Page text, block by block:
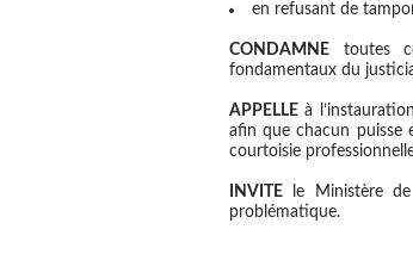
en refusant de
CONDAMNE toutes
fondamentaux du
APPELLE à
afin que chacun puisse
courtoisie
INVITE le Ministère
problématique.